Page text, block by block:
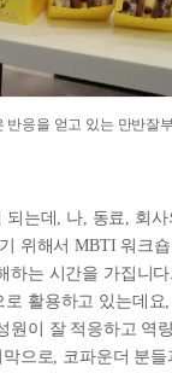
반응을 얻고 있는 만반잘
되는데, 나, 동료, 회사
위해서 MBTI 워크숍
하는 시간을 가집니
활용하고 있는데요,
원이 잘 적응하고 역
으로, 코파운더 분들